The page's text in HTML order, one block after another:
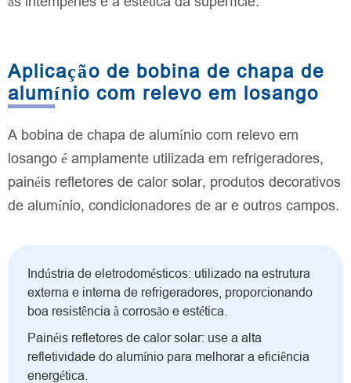
Aplicação de bobina de chapa de
alumínio com relevo em losango
A bobina de chapa de alumínio com relevo em
losango é amplamente utilizada em refrigeradores,
painéis refletores de calor solar, produtos decorativos
de alumínio, condicionadores de ar e outros campos.
Indústria de eletrodomésticos: utilizado na estrutura
externa e interna de refrigeradores, proporcionando
boa resistência à corrosão e estética.
Painéis refletores de calor solar: use a alta
refletividade do alumínio para melhorar a eficiência
energética.